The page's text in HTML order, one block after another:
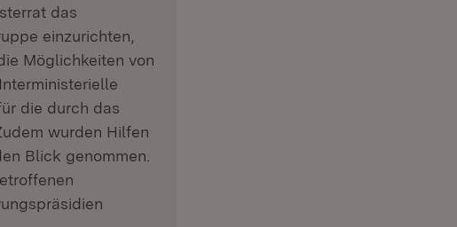
das
einzurichten,
Möglichkeiten von
die durch das
wurden Hilfen
Blick genommen.